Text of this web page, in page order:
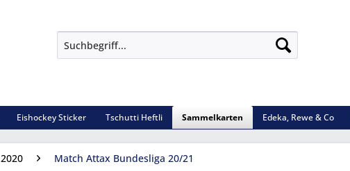
Eishockey Sticker Tschutti Heftli Sammelkarten Edeka, Rewe & Co
2020 Match Attax Bundesliga 20/21